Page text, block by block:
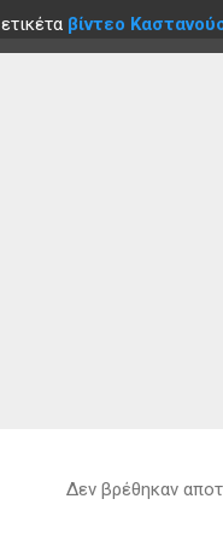
βίντεο
Δεν βρέθηκαν